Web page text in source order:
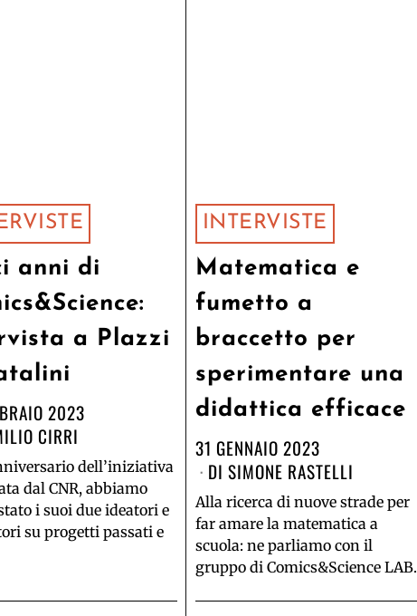
anni di
a Plazzi
2023
CIRRI
dell’iniziativa
dal CNR, abbiamo
i suoi due ideatori e
su progetti passati e
INTERVISTE
Matematica e
fumetto a
braccetto per
sperimentare una
didattica efficace
31 GENNAIO 2023
DI SIMONE RASTELLI
Alla ricerca di nuove strade per
far amare la matematica a
scuola: ne parliamo con il
gruppo di Comics&Science LAB.